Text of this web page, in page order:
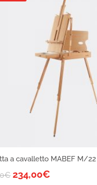
a cavalletto MABEF M/22
€ 234,00€